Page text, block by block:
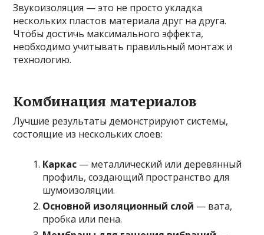
Звукоизоляция — это не просто укладка
нескольких пластов материала друг на друга.
Чтобы достичь максимального эффекта,
необходимо учитывать правильный монтаж и
технологию.
Комбинация материалов
Лучшие результаты демонстрируют системы,
состоящие из нескольких слоев:
Каркас — металлический или деревянный
профиль, создающий пространство для
шумоизоляции.
Основной изоляционный слой — вата,
пробка или пена.